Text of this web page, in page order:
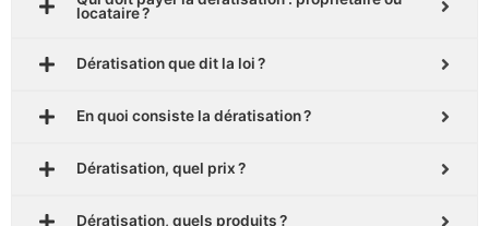
locataire ?
Dératisation que dit la loi ?
En quoi consiste la dératisation ?
Dératisation, quel prix ?
Dératisation, quels produits ?